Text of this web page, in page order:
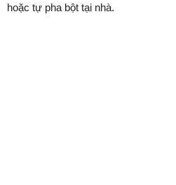
hoặc tự pha bột tại nhà.